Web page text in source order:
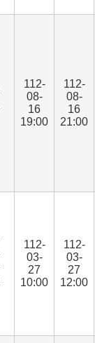
112-
08-
16
19:00
112-
08-
16
21:00
112-
03-
27
10:00
112-
03-
27
12:00